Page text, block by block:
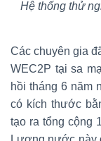
Hệ thống thử
Các chuyên gia
WEC2P tại sa
hồi tháng 6 năm
có kích thước
tạo ra tổng cộng